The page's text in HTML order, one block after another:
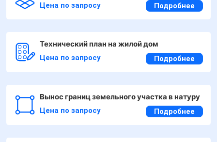
Цена по запросу Подробнее
Технический план на жилой дом
Цена по запросу Подробнее
Вынос границ земельного участка в натуру
Цена по запросу Подробнее